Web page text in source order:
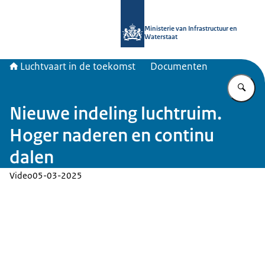
Ministerie van Infrastructuur en
Waterstaat
Luchtvaart in de toekomst Documenten
Nieuwe indeling luchtruim.
Hoger naderen en continu
dalen
Video05-03-2025